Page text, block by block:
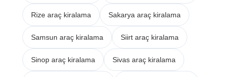
Rize araç kiralama Sakarya araç kiralama
Samsun araç kiralama Siirt araç kiralama
Sinop araç kiralama Sivas araç kiralama